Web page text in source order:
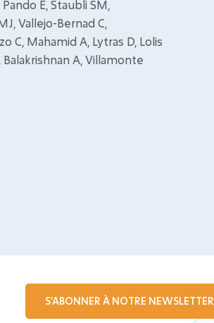
E, Staubli SM,
Vallejo-Bernad C,
C, Mahamid A, Lytras D, Lolis
Balakrishnan A, Villamonte
S'ABONNER À NOTRE NEWSLETTER